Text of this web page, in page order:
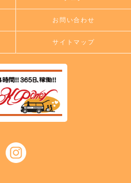
お問い合わせ
サイトマップ